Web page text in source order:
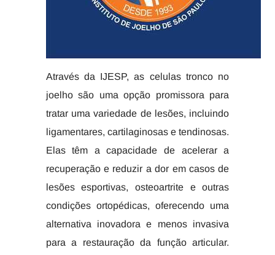
Através da IJESP, as celulas tronco no
joelho são uma opção promissora para
tratar uma variedade de lesões, incluindo
ligamentares, cartilaginosas e tendinosas.
Elas têm a capacidade de acelerar a
recuperação e reduzir a dor em casos de
lesões esportivas, osteoartrite e outras
condições ortopédicas, oferecendo uma
alternativa inovadora e menos invasiva
para a restauração da função articular.